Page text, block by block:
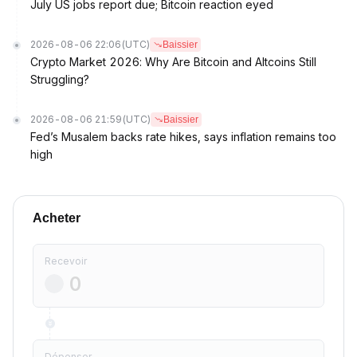
July US jobs report due; Bitcoin reaction eyed
2026-08-06 22:06 (UTC) Baissier
Crypto Market 2026: Why Are Bitcoin and Altcoins Still
Struggling?
2026-08-06 21:59 (UTC) Baissier
Fed’s Musalem backs rate hikes, says inflation remains too
high
Acheter
Recevoir